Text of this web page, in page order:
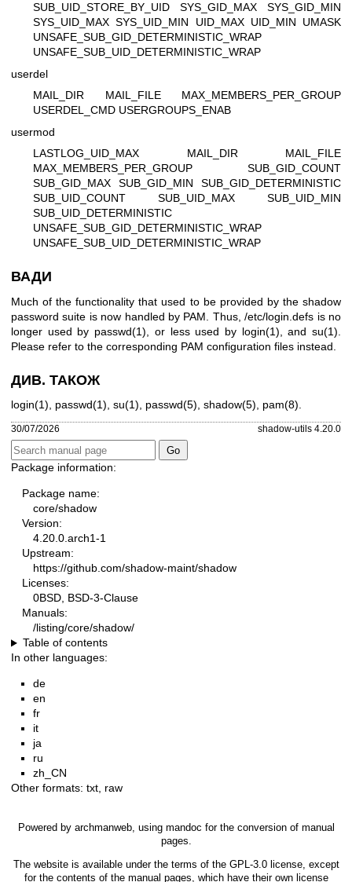
SUB_UID_STORE_BY_UID SYS_GID_MAX SYS_GID_MIN
SYS_UID_MAX SYS_UID_MIN UID_MAX UID_MIN UMASK
UNSAFE_SUB_GID_DETERMINISTIC_WRAP
UNSAFE_SUB_UID_DETERMINISTIC_WRAP
userdel
MAIL_DIR MAIL_FILE MAX_MEMBERS_PER_GROUP
USERDEL_CMD USERGROUPS_ENAB
usermod
LASTLOG_UID_MAX MAIL_DIR MAIL_FILE
MAX_MEMBERS_PER_GROUP SUB_GID_COUNT
SUB_GID_MAX SUB_GID_MIN SUB_GID_DETERMINISTIC
SUB_UID_COUNT SUB_UID_MAX SUB_UID_MIN
SUB_UID_DETERMINISTIC
UNSAFE_SUB_GID_DETERMINISTIC_WRAP
UNSAFE_SUB_UID_DETERMINISTIC_WRAP
ВАДИ
Much of the functionality that used to be provided by the shadow
password suite is now handled by PAM. Thus, /etc/login.defs is no
longer used by passwd(1) , or less used by login(1) , andsu(1)
Please refer to the corresponding PAM configuration files instead.
ДИВ. ТАКОЖ
login(1) passwd(1) su(1) passwd(5) shadow(5) pam(8)
30/07/2026 shadow-utils 4.20.0
Package information:
Package name:
core/shadow
Version:
4.20.0.arch1-1
Upstream:
https://github.com/shadow-maint/shadow
Licenses:
0BSD, BSD-3-Clause
Manuals:
/listing/core/shadow/
Table of contents
In other languages:
de
en
fr
it
ja
ru
zh_CN
Other formats: txt, raw
Powered by archmanweb, using mandoc for the conversion of manual
pages.
The website is available under the terms of the GPL-3.0license, except
for the contents of the manual pages, which have their own license